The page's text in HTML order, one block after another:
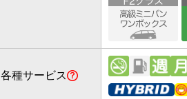
各種サービス